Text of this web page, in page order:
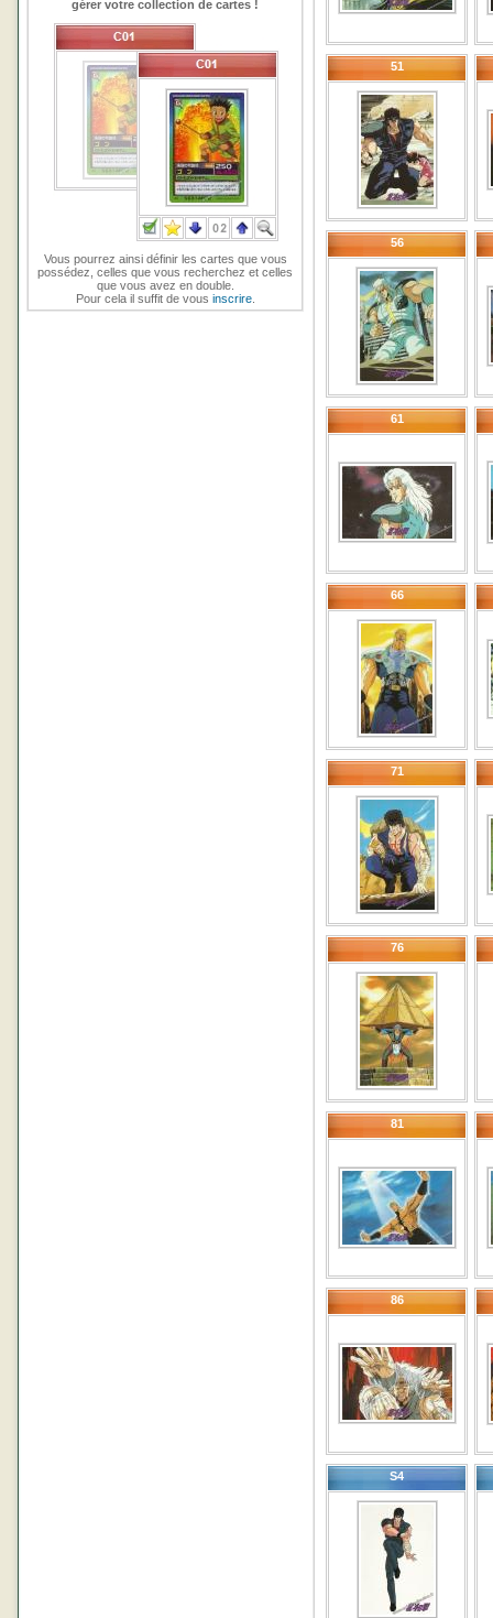
gérer votre collection de cartes !
Vous pourrez ainsi définir les cartes que vous
possédez, celles que vous recherchez et celles
que vous avez en double.
Pour cela il suffit de vous inscrire.
51
56
61
66
71
76
81
86
S4